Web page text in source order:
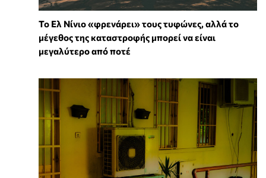
Το Ελ Νίνιο «φρενάρει» τους τυφώνες, αλλά το
μέγεθος της καταστροφής μπορεί να είναι
μεγαλύτερο από ποτέ